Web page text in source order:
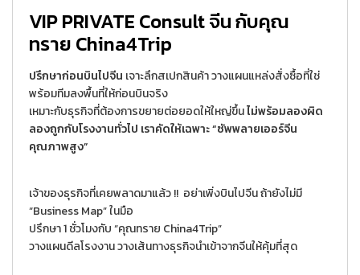
VIP PRIVATE Consult จีน กับคุณ
ทราย China4Trip
ปรึกษาก่อนบินไปจีน เจาะลึกสเปกสินค้า วางแผนแหล่งสั่งซื้อที่ใช่
พร้อมทีมลงพื้นที่ให้ก่อนบินจริง
เหมาะกับธุรกิจที่ต้องการขยายต่อยอดให้ใหญ่ขึ้นไม่พร้อมลองผิด
ลองถูกกับโรงงานทั่วไป เราคัดให้เฉพาะ “ซัพพลายเออร์จีน
คุณภาพสูง”
เจ้าของธุรกิจที่เคยพลาดมาแล้ว !! อย่าเพิ่งบินไปจีน ถ้ายังไม่มี
“Business Map” ในมือ
ปรึกษา 1 ชั่วโมงกับ “คุณทราย China4Trip”
วางแผนดีลโรงงาน วางเส้นทางธุรกิจนำเข้าจากจีนให้คุ้มที่สุด